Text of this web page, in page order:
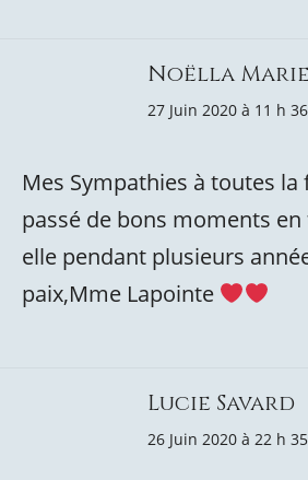
Noëlla
27 Juin 2020 à 11 h
Mes Sympathies à toutes la
passé de bons moments
elle pendant plusieurs
paix,Mme Lapointe
Lucie Savard
26 Juin 2020 à 22 h